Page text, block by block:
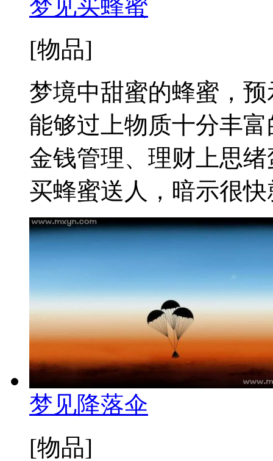
梦见买蜂蜜
[物品]
梦境中甜蜜的蜂蜜，
能够过上物质十分丰
金钱管理、理财上思
买蜂蜜送人，暗示很
梦见降落伞
[物品]